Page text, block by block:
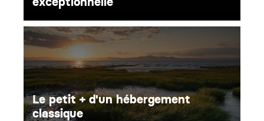
Le petit + d'un hébergement
classique